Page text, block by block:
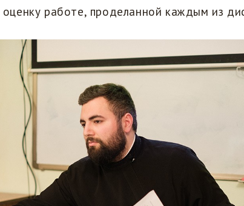
работе, проделанной каждым из